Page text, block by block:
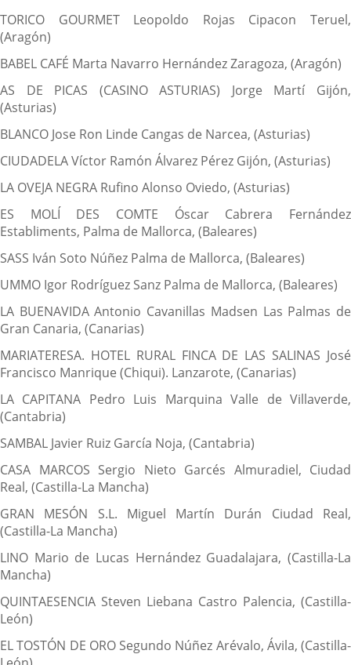
TORICO GOURMET Leopoldo Rojas Cipacon Teruel,
(Aragón)
BABEL CAFÉ Marta Navarro Hernández Zaragoza, (Aragón)
AS DE PICAS (CASINO ASTURIAS) Jorge Martí Gijón,
(Asturias)
BLANCO Jose Ron Linde Cangas de Narcea, (Asturias)
CIUDADELA Víctor Ramón Álvarez Pérez Gijón, (Asturias)
LA OVEJA NEGRA Rufino Alonso Oviedo, (Asturias)
ES MOLÍ DES COMTE Óscar Cabrera Fernández
Establiments, Palma de Mallorca, (Baleares)
SASS Iván Soto Núñez Palma de Mallorca, (Baleares)
UMMO Igor Rodríguez Sanz Palma de Mallorca, (Baleares)
LA BUENAVIDA Antonio Cavanillas Madsen Las Palmas de
Gran Canaria, (Canarias)
MARIATERESA. HOTEL RURAL FINCA DE LAS SALINAS José
Francisco Manrique (Chiqui). Lanzarote, (Canarias)
LA CAPITANA Pedro Luis Marquina Valle de Villaverde,
(Cantabria)
SAMBAL Javier Ruiz García Noja, (Cantabria)
CASA MARCOS Sergio Nieto Garcés Almuradiel, Ciudad
Real, (Castilla-La Mancha)
GRAN MESÓN S.L. Miguel Martín Durán Ciudad Real,
(Castilla-La Mancha)
LINO Mario de Lucas Hernández Guadalajara, (Castilla-La
Mancha)
QUINTAESENCIA Steven Liebana Castro Palencia, (Castilla-
León)
EL TOSTÓN DE ORO Segundo Núñez Arévalo, Ávila, (Castilla-